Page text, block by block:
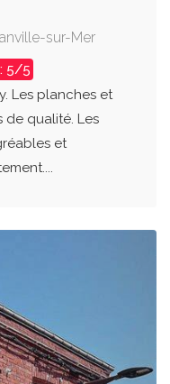
sur-Mer
5/5
Les planches et
de qualité. Les
et